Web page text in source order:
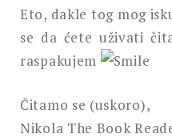
Eto, dakle tog mog
se da ćete uživati
raspakujem
Čitamo se (uskoro),
Nikola The Book